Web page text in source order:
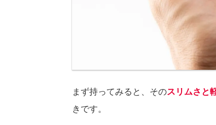
まず持ってみると、そのスリムさと
きです。